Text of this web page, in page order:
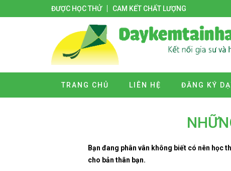
ĐƯỢC HỌC THỬ CAM KẾT CHẤT LƯỢNG
TRANG CHỦ LIÊN HỆ ĐĂNG KÝ
Bạn đang phân vân không biết có nên học
cho bản thân bạn.